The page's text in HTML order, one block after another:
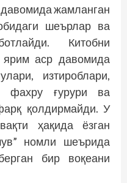
жамланган
шеърлар ва
Китобни
ярим аср давомида
изтироблари,
фахру ғурури ва
қолдирмайди. У
ҳақида ёзган
номли шеърида
бир воқеани